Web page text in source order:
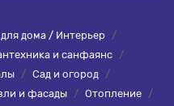
дома / Интерьер /
и санфаянс /
/ Сад и огород
/
и фасады / Отопление
/